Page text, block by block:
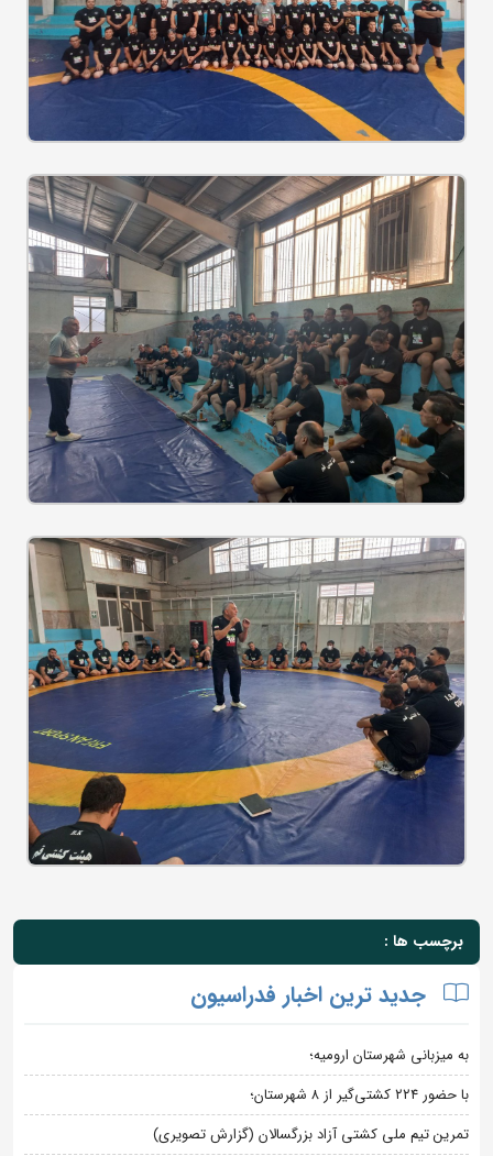
برچسب ها :
جدید ترین اخبار فدراسیون
به میزبانی شهرستان ارومیه؛
با حضور ۲۲۴ کشتی‌گیر از ۸ شهرستان؛
تمرین تیم ملی کشتی آزاد بزرگسالان (گزارش تصویری)